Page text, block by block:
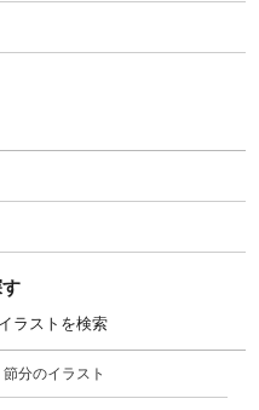
ラストを検索
節分のイラスト